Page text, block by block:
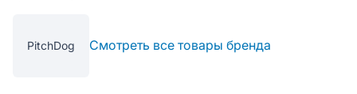
PitchDog Смотреть все товары бренда